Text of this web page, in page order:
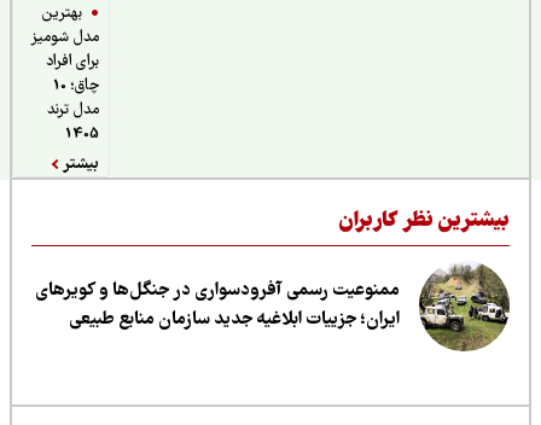
بهترین
مدل شومیز
برای افراد
چاق؛ 10
مدل ترند
نظر کاربران
ممنوعیت رسمی آفرودسواری در جنگل‌ها و کویرهای
ایران؛ جزییات ابلاغیه جدید سازمان منابع طبیعی